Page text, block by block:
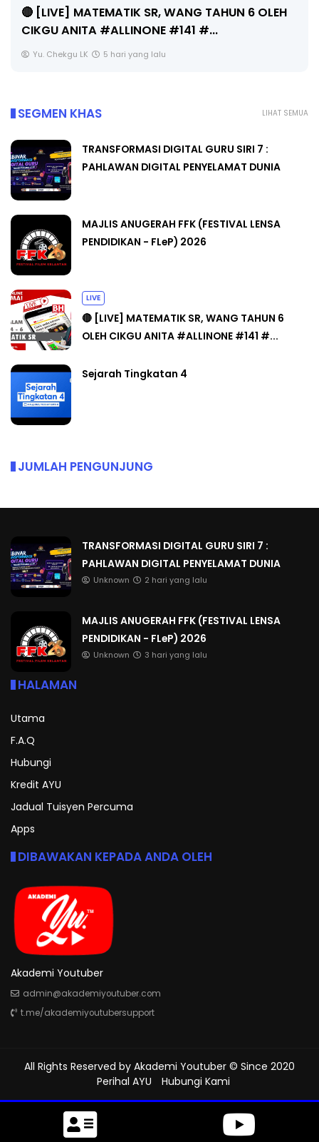
Unknown 5 hari yang lalu
LIHAT SEMUA
SEGMEN KHAS
TRANSFORMASI DIGITAL GURU SIRI 7 :
PAHLAWAN DIGITAL PENYELAMAT DUNIA
MAJLIS ANUGERAH FFK (FESTIVAL LENSA
PENDIDIKAN - FLeP) 2026
LIVE
🔴 [LIVE] MATEMATIK SR, WANG TAHUN 6
OLEH CIKGU ANITA #ALLINONE #141 #...
Sejarah Tingkatan 4
JUMLAH PENGUNJUNG
TRANSFORMASI DIGITAL GURU SIRI 7 :
PAHLAWAN DIGITAL PENYELAMAT DUNIA
Unknown 2 hari yang lalu
MAJLIS ANUGERAH FFK (FESTIVAL LENSA
PENDIDIKAN - FLeP) 2026
Unknown 3 hari yang lalu
HALAMAN
Utama
F.A.Q
Hubungi
Kredit AYU
Jadual Tuisyen Percuma
Apps
DIBAWAKAN KEPADA ANDA OLEH
Akademi Youtuber
admin@akademiyoutuber.com
t.me/akademiyoutubersupport
All Rights Reserved by Akademi Youtuber © Since 2020
Perihal AYU
Hubungi Kami